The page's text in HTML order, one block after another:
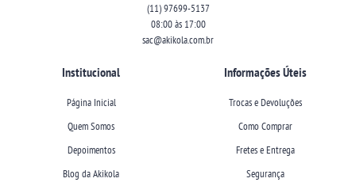
(11)97699-5137
08:00 às 17:00
sac@akikola.com.br
Institucional
Página Inicial
Quem Somos
Depoimentos
Blog da Akikola
Informações Úteis
Trocas e Devoluções
Como Comprar
Fretes e Entrega
Segurança